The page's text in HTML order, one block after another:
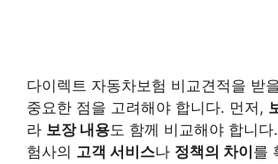
다이렉트 자동차보험 비교견적을 받
중요한 점을 고려해야 합니다. 먼저,
라 보장 내용도 함께 비교해야 합니
험사의 고객 서비스나 정책의 차이 를